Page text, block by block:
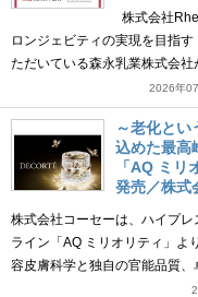
株式会社
ロンジェビティの実現を目指
ただいている森永乳業株式会
2026年
～老化と
込めた最高
「AQ ミ
発売／株式
株式会社コーセーは、ハイプ
ライン「AQ ミリオリティ」よ
容皮膚科学と独自の官能品質